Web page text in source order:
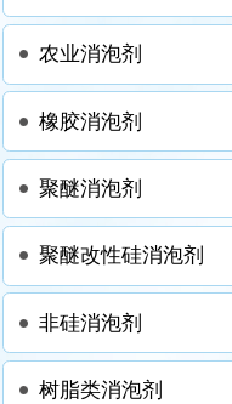
农业消泡剂
橡胶消泡剂
聚醚消泡剂
聚醚改性硅消泡剂
非硅消泡剂
树脂类消泡剂